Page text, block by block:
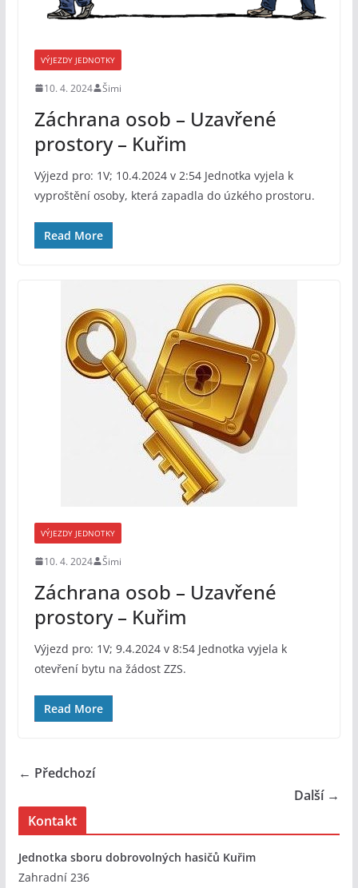
VÝJEZDY JEDNOTKY
10. 4. 2024 Šimi
Záchrana osob – Uzavřené
prostory – Kuřim
Výjezd pro: 1V; 10.4.2024 v 2:54 Jednotka vyjela k
vyproštění osoby, která zapadla do úzkého prostoru.
Read More
VÝJEZDY JEDNOTKY
10. 4. 2024 Šimi
Záchrana osob – Uzavřené
prostory – Kuřim
Výjezd pro: 1V; 9.4.2024 v 8:54 Jednotka vyjela k
otevření bytu na žádost ZZS.
Read More
← Předchozí
Další →
Kontakt
Jednotka sboru dobrovolných hasičů Kuřim
Zahradní 236